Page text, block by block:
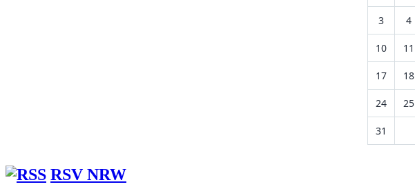
3 4
10 11
17 18
24 25
31
RSV NRW